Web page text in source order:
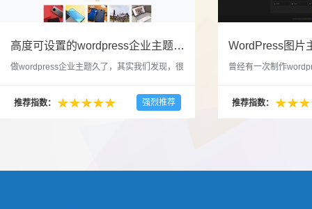
高度可设置的wordpress企业主题indigo分享
做wordpress企业主题久了，其实我们发现，很
配色和元素细节。为此我们创造了一个高可设
置，并且模块可以重复利用的wordpress企业主
推荐指数： 强烈推荐
曾经有一次制作
分享站也行，说是分
推荐指数：